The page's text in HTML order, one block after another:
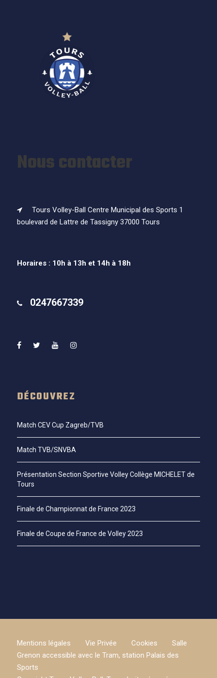
Nous contacter
Tours Volley-Ball Centre Municipal des Sports 1
boulevard de Lattre de Tassigny 37000 Tours
Horaires : 10h à 13h et 14h à 18h
0247667339
DÉCOUVREZ
Match CEV Cup Zagreb/TVB
Match TVB/SNVBA
Présentation Section Sportive Volley Collège MICHELET de
Tours
Finale de Championnat de France 2023
Finale de Coupe de France de Volley 2023
Mentions légales Vie Privée Cookies
Salle
Grenon accessible avec le Tram, station Palais des
Sports